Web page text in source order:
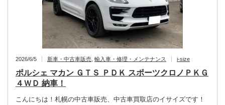
2026/6/5 新車・中古車販売 輸入車・修理・メンテナンス i-size
ポルシェ マカン ＧＴＳ ＰＤＫ スポーツクロノＰＫＧ
４ＷＤ 納車！
こんにちは！札幌の中古車販売、中古車買取店のイサイズです！